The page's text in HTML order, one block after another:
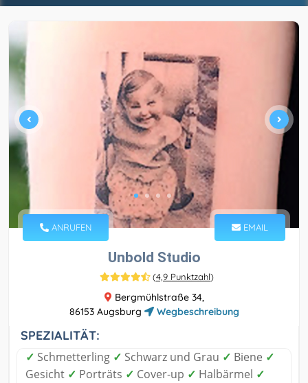
ANRUFEN EMAIL
Unbold Studio
(4,9 Punktzahl)
Bergmühlstraße 34,
86153 Augsburg
Wegbeschreibung
SPEZIALITÄT:
✓ Schmetterling ✓ Schwarz und Grau ✓ Biene ✓
Gesicht ✓ Porträts ✓ Cover-up ✓ Halbärmel ✓